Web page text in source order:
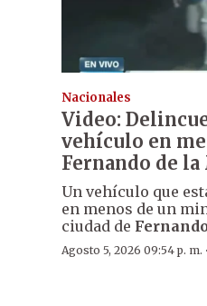
Nacionales
Video:
vehículo en
Fernando de la
Un vehículo que
en menos de un
ciudad de
Agosto 5, 2026 09:54 p. m. ·